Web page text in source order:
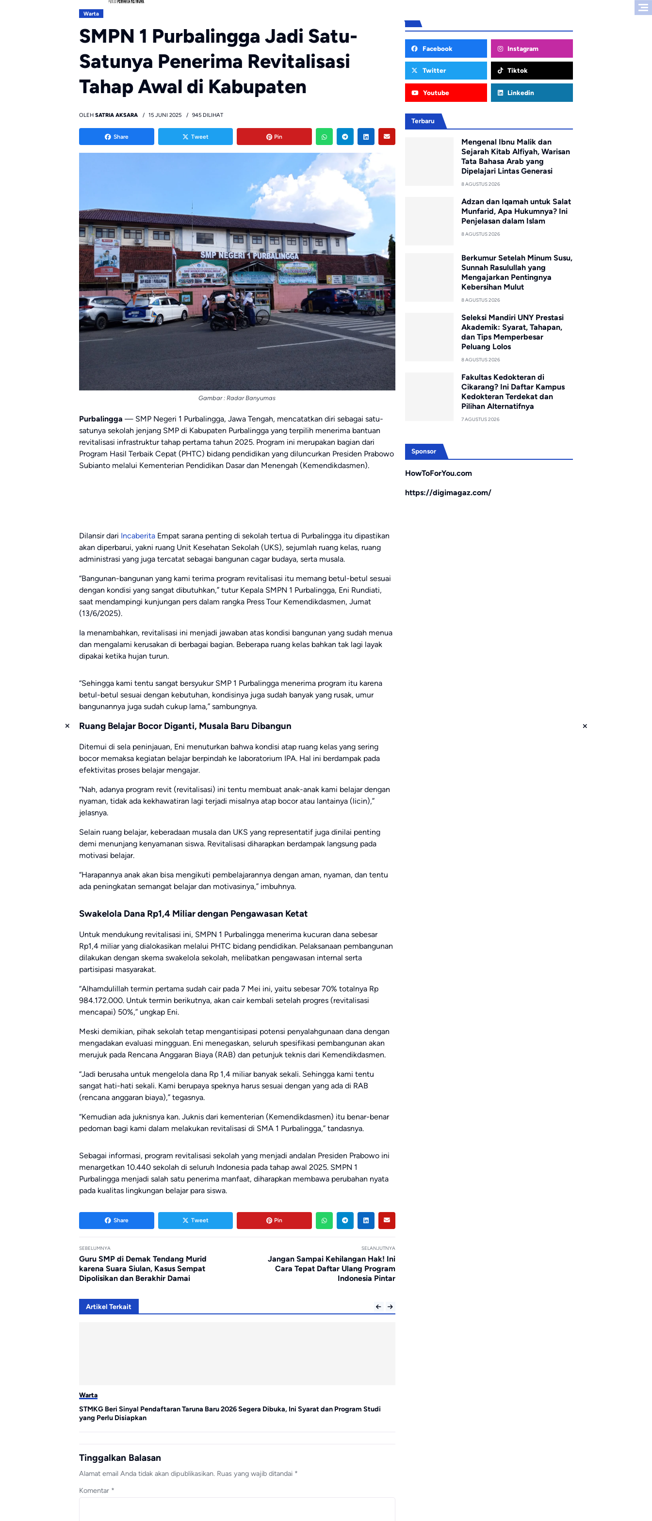
Warta
SMPN 1 Purbalingga Jadi Satu-
Satunya Penerima Revitalisasi
Tahap Awal di Kabupaten
OLEH SATRIA AKSARA 15 JUNI 2025 945 DILIHAT
Share Tweet Pin
Gambar : Radar Banyumas
Purbalingga — SMP Negeri 1 Purbalingga, Jawa Tengah, mencatatkan diri sebagai satu-
satunya sekolah jenjang SMP di Kabupaten Purbalingga yang terpilih menerima bantuan
revitalisasi infrastruktur tahap pertama tahun 2025. Program ini merupakan bagian dari
Program Hasil Terbaik Cepat (PHTC) bidang pendidikan yang diluncurkan Presiden Prabowo
Subianto melalui Kementerian Pendidikan Dasar dan Menengah (Kemendikdasmen).
Dilansir dari Incaberita Empat sarana penting di sekolah tertua di Purbalingga itu dipastikan
akan diperbarui, yakni ruang Unit Kesehatan Sekolah (UKS), sejumlah ruang kelas, ruang
administrasi yang juga tercatat sebagai bangunan cagar budaya, serta musala.
“Bangunan-bangunan yang kami terima program revitalisasi itu memang betul-betul sesuai
dengan kondisi yang sangat dibutuhkan,” tutur Kepala SMPN 1 Purbalingga, Eni Rundiati,
saat mendampingi kunjungan pers dalam rangka Press Tour Kemendikdasmen, Jumat
(13/6/2025).
Ia menambahkan, revitalisasi ini menjadi jawaban atas kondisi bangunan yang sudah menua
dan mengalami kerusakan di berbagai bagian. Beberapa ruang kelas bahkan tak lagi layak
dipakai ketika hujan turun.
“Sehingga kami tentu sangat bersyukur SMP 1 Purbalingga menerima program itu karena
betul-betul sesuai dengan kebutuhan, kondisinya juga sudah banyak yang rusak, umur
bangunannya juga sudah cukup lama,” sambungnya.
Ruang Belajar Bocor Diganti, Musala Baru Dibangun
Ditemui di sela peninjauan, Eni menuturkan bahwa kondisi atap ruang kelas yang sering
bocor memaksa kegiatan belajar berpindah ke laboratorium IPA. Hal ini berdampak pada
efektivitas proses belajar mengajar.
“Nah, adanya program revit (revitalisasi) ini tentu membuat anak-anak kami belajar dengan
nyaman, tidak ada kekhawatiran lagi terjadi misalnya atap bocor atau lantainya (licin),”
jelasnya.
Selain ruang belajar, keberadaan musala dan UKS yang representatif juga dinilai penting
demi menunjang kenyamanan siswa. Revitalisasi diharapkan berdampak langsung pada
motivasi belajar.
“Harapannya anak akan bisa mengikuti pembelajarannya dengan aman, nyaman, dan tentu
ada peningkatan semangat belajar dan motivasinya,” imbuhnya.
Swakelola Dana Rp1,4 Miliar dengan Pengawasan Ketat
Untuk mendukung revitalisasi ini, SMPN 1 Purbalingga menerima kucuran dana sebesar
Rp1,4 miliar yang dialokasikan melalui PHTC bidang pendidikan. Pelaksanaan pembangunan
dilakukan dengan skema swakelola sekolah, melibatkan pengawasan internal serta
partisipasi masyarakat.
“Alhamdulillah termin pertama sudah cair pada 7 Mei ini, yaitu sebesar 70% totalnya Rp
984.172.000. Untuk termin berikutnya, akan cair kembali setelah progres (revitalisasi
mencapai) 50%,” ungkap Eni.
Meski demikian, pihak sekolah tetap mengantisipasi potensi penyalahgunaan dana dengan
mengadakan evaluasi mingguan. Eni menegaskan, seluruh spesifikasi pembangunan akan
merujuk pada Rencana Anggaran Biaya (RAB) dan petunjuk teknis dari Kemendikdasmen.
“Jadi berusaha untuk mengelola dana Rp 1,4 miliar banyak sekali. Sehingga kami tentu
sangat hati-hati sekali. Kami berupaya speknya harus sesuai dengan yang ada di RAB
(rencana anggaran biaya),” tegasnya.
“Kemudian ada juknisnya kan. Juknis dari kementerian (Kemendikdasmen) itu benar-benar
pedoman bagi kami dalam melakukan revitalisasi di SMA 1 Purbalingga,” tandasnya.
Sebagai informasi, program revitalisasi sekolah yang menjadi andalan Presiden Prabowo ini
menargetkan 10.440 sekolah di seluruh Indonesia pada tahap awal 2025. SMPN 1
Purbalingga menjadi salah satu penerima manfaat, diharapkan membawa perubahan nyata
pada kualitas lingkungan belajar para siswa.
Share Tweet Pin
SEBELUMNYA
Guru SMP di Demak Tendang Murid
karena Suara Siulan, Kasus Sempat
Dipolisikan dan Berakhir Damai
SELANJUTNYA
Jangan Sampai Kehilangan Hak! Ini
Cara Tepat Daftar Ulang Program
Indonesia Pintar
Artikel Terkait
Warta
STMKG Beri Sinyal Pendaftaran Taruna Baru 2026 Segera Dibuka, Ini Syarat dan Program Studi
yang Perlu Disiapkan
Tinggalkan Balasan
Alamat email Anda tidak akan dipublikasikan. Ruas yang wajib ditandai *
Komentar *
Facebook Instagram
Twitter Tiktok
Youtube Linkedin
Terbaru
Mengenal Ibnu Malik dan
Sejarah Kitab Alfiyah, Warisan
Tata Bahasa Arab yang
Dipelajari Lintas Generasi
8 AGUSTUS 2026
Adzan dan Iqamah untuk Salat
Munfarid, Apa Hukumnya? Ini
Penjelasan dalam Islam
8 AGUSTUS 2026
Berkumur Setelah Minum Susu,
Sunnah Rasulullah yang
Mengajarkan Pentingnya
Kebersihan Mulut
8 AGUSTUS 2026
Seleksi Mandiri UNY Prestasi
Akademik: Syarat, Tahapan,
dan Tips Memperbesar
Peluang Lolos
8 AGUSTUS 2026
Fakultas Kedokteran di
Cikarang? Ini Daftar Kampus
Kedokteran Terdekat dan
Pilihan Alternatifnya
7 AGUSTUS 2026
Sponsor
HowToForYou.com
https://digimagaz.com/